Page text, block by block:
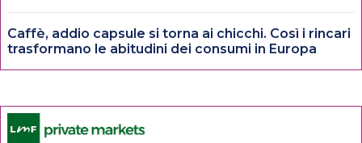
Caffè, addio capsule si torna ai chicchi. Così i rincari
trasformano le abitudini dei consumi in Europa